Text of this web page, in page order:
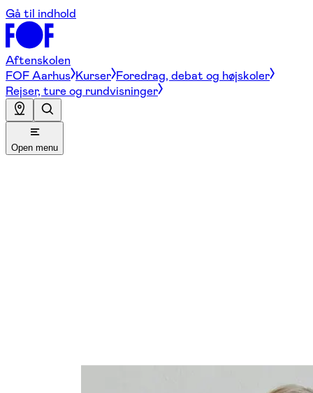
Gå til indhold
Aftenskolen
FOF Aarhus Kurser Foredrag, debat og højskoler
Rejser, ture og rundvisninger
Open menu